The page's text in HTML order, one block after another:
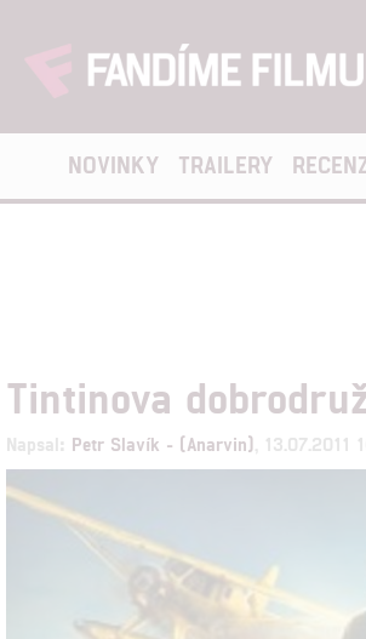
NOVINKY TRAILERY
Tintinova
Napsal: Petr Slavík - (Anarvin) , 13.07.2011